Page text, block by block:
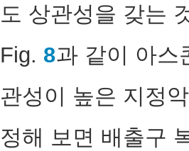
도 상관성을 갖는
Fig. 8과 같이 아스
관성이 높은 지정
정해 보면 배출구